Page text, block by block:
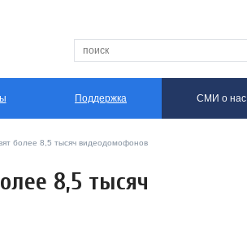
Поддержка СМИ о нас
более 8,5 тысяч видеодомофонов
8,5 тысяч